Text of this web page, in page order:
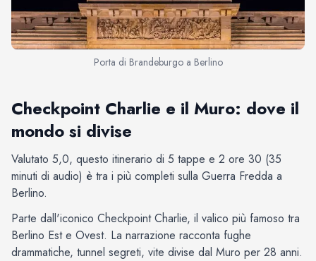
Porta di Brandeburgo a Berlino
Checkpoint Charlie e il Muro: dove il
mondo si divise
Valutato 5,0, questo itinerario di 5 tappe e 2 ore 30 (35
minuti di audio) è tra i più completi sulla Guerra Fredda a
Berlino.
Parte dall'iconico Checkpoint Charlie, il valico più famoso tra
Berlino Est e Ovest. La narrazione racconta fughe
drammatiche, tunnel segreti, vite divise dal Muro per 28 anni.